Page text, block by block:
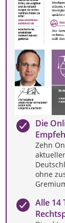
Die
Zehn
ohne
Alle 14